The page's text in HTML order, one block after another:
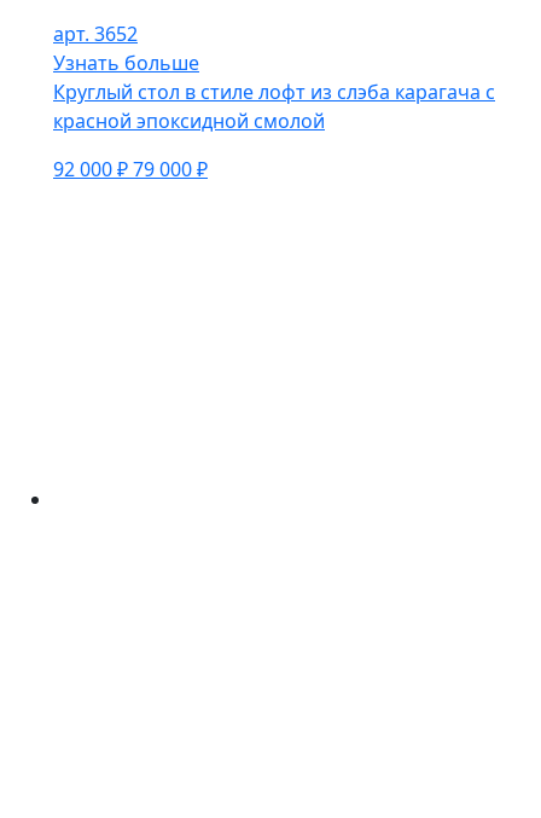
арт. 3652
Узнать больше
Круглый стол в стиле лофт из слэба карагача с
красной эпоксидной смолой
92 000 ₽79 000 ₽